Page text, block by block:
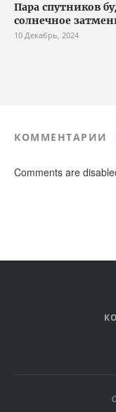
Пара спутников
солнечное
10 Декабрь, 2024
КОММЕНТАРИИ
Comments are